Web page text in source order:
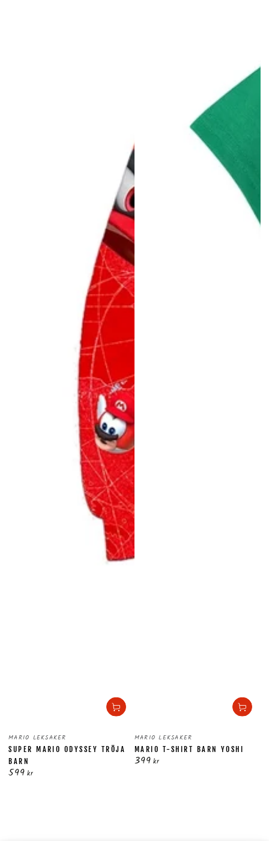
Säljare:
MARIO LEKSAKER
SUPER MARIO ODYSSEY TRÖJA
BARN
Ordinarie
599 kr
Säljare:
MARIO LEKSAKER
MARIO T-SHIRT BARN YOSHI
Ordinarie
399 kr